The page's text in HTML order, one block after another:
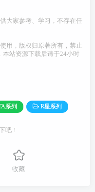
大家参考、学习，不存在任
用，版权归原著所有，禁止
站资源下载后请于24小时
系列 R星系列
吧！
收藏